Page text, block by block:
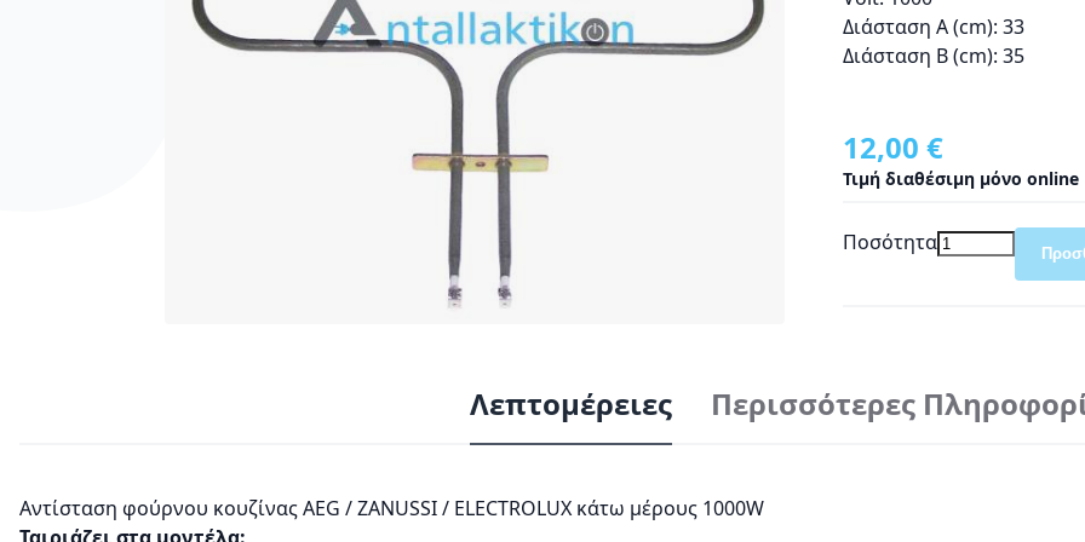
Διάσταση Α (cm): 33
Διάσταση Β (cm): 35
12,00 €
Τιμή διαθέσιμη μόνο online
Ποσότητα
Λεπτομέρειες
Αντίσταση φούρνου κουζίνας AEG / ΖΑΝUSSI / ELECTROLUX κάτω μέρους 1000W
Περισσότερες